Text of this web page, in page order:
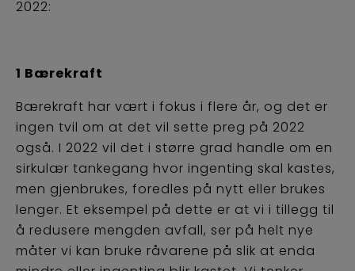
2022:
1 Bærekraft
Bærekraft har vært i fokus i flere år, og det er
ingen tvil om at det vil sette preg på 2022
også. I 2022 vil det i større grad handle om en
sirkulær tankegang hvor ingenting skal kastes,
men gjenbrukes, foredles på nytt eller brukes
lenger. Et eksempel på dette er at vi i tillegg til
å redusere mengden avfall, ser på helt nye
måter vi kan bruke råvarene på slik at enda